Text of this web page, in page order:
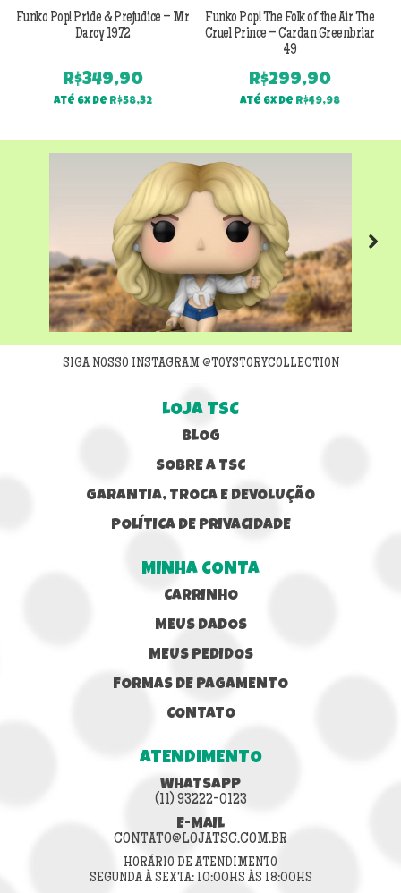
Funko Pop! Pride & Prejudice – Mr
Darcy 1972
R$349,90
Até 6x de R$58,32
Funko Pop! The Folk of the Air The
Cruel Prince – Cardan Greenbriar
49
R$299,90
Até 6x de R$49,98
Next
SIGA NOSSO INSTAGRAM @TOYSTORYCOLLECTION
LOJA TSC
BLOG
SOBRE A TSC
GARANTIA, TROCA E DEVOLUÇÃO
POLÍTICA DE PRIVACIDADE
MINHA CONTA
CARRINHO
MEUS DADOS
MEUS PEDIDOS
FORMAS DE PAGAMENTO
CONTATO
ATENDIMENTO
WHATSAPP
(11) 93222-0123
E-MAIL
CONTATO@LOJATSC.COM.BR
HORÁRIO DE ATENDIMENTO
SEGUNDA À SEXTA: 10:00HS ÀS 18:00HS